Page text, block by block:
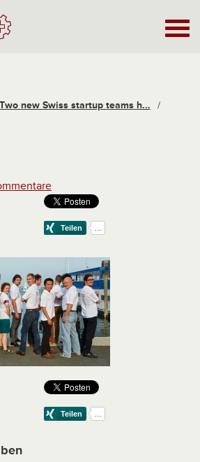
new Swiss startup teams h...
/